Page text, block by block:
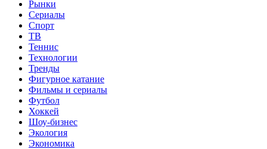
Рынки
Сериалы
Спорт
ТВ
Теннис
Технологии
Тренды
Фигурное катание
Фильмы и сериалы
Футбол
Хоккей
Шоу-бизнес
Экология
Экономика